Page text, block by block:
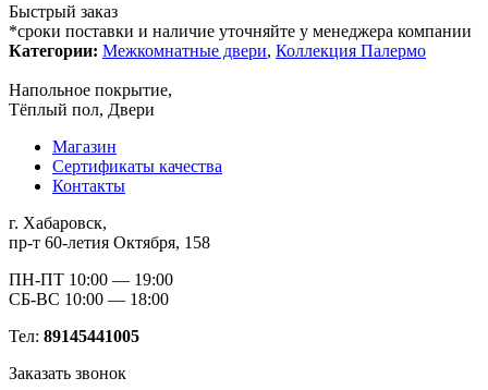
Быстрый заказ
*сроки поставки и наличие уточняйте у менеджера компании
Категории: Межкомнатные двери, Коллекция Палермо
Напольное покрытие,
Тёплый пол, Двери
Магазин
Сертификаты качества
Контакты
г. Хабаровск,
пр-т 60-летия Октября, 158
ПН-ПТ 10:00 — 19:00
СБ-ВС 10:00 — 18:00
Тел: 89145441005
Заказать звонок